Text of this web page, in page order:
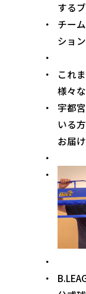
する
チー
ショ
これ
様々
宇都
いる
お届